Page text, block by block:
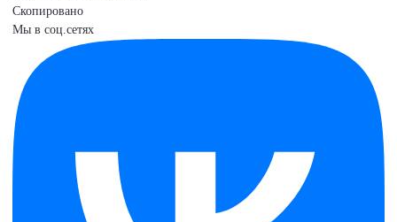
Скопировано
Мы в соц.сетях